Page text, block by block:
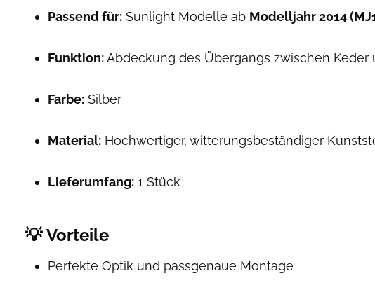
Passend für: Sunlight Modelle ab Modelljahr 2014
Funktion:Abdeckung des Übergangs zwischen Keder
Farbe: Silber
Material: Hochwertiger, witterungsbeständiger
Lieferumfang: 1 Stück
💡Vorteile
Perfekte Optik und passgenaue Montage